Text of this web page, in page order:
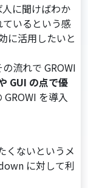
に聞けばわか
いるという感
に活用したいと
流れで GROWI
GUI の点で優
を導入
くないというメ
に対して利